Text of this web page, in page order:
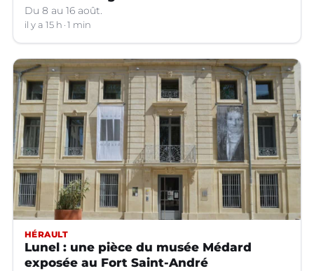
Du 8 au 16 août.
il y a 15 h 1 min
HÉRAULT
Lunel : une pièce du musée Médard
exposée au Fort Saint-André